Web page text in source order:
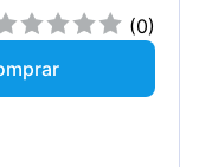
(0)